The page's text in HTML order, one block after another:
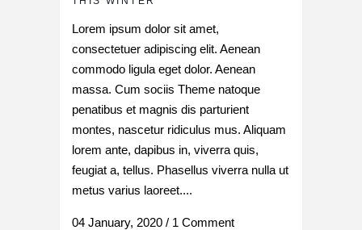
Lorem ipsum dolor sit amet,
consectetuer adipiscing elit. Aenean
commodo ligula eget dolor. Aenean
massa. Cum sociis Theme natoque
penatibus et magnis dis parturient
montes, nascetur ridiculus mus. Aliquam
lorem ante, dapibus in, viverra quis,
feugiat a, tellus. Phasellus viverra nulla ut
metus varius laoreet....
04 January, 2020 / 1 Comment